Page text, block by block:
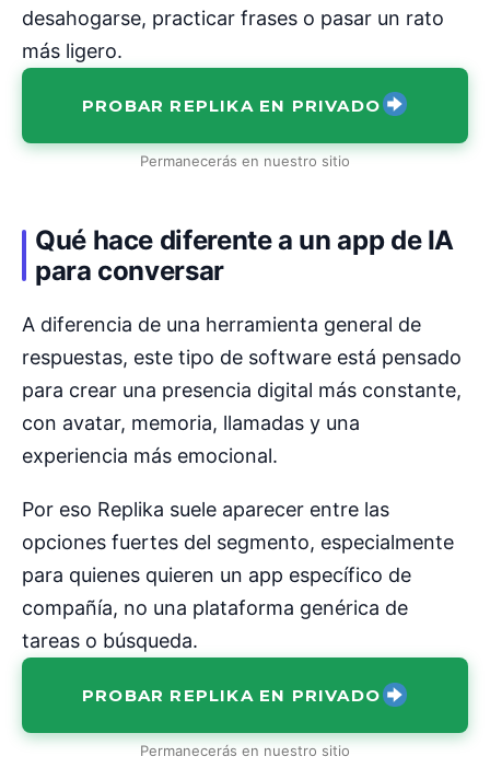
desahogarse, practicar frases o pasar un rato
más ligero.
PROBAR REPLIKA EN PRIVADO
Permanecerás en nuestro sitio
Qué hace diferente a un app de IA
para conversar
A diferencia de una herramienta general de
respuestas, este tipo de software está pensado
para crear una presencia digital más constante,
con avatar, memoria, llamadas y una
experiencia más emocional.
Por eso Replika suele aparecer entre las
opciones fuertes del segmento, especialmente
para quienes quieren un app específico de
compañía, no una plataforma genérica de
tareas o búsqueda.
PROBAR REPLIKA EN PRIVADO
Permanecerás en nuestro sitio